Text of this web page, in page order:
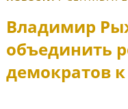
Владимир
объединить
демократов к